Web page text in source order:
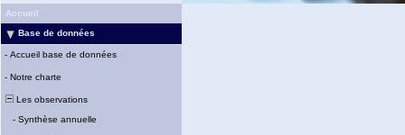
Accueil
Base de données
- Accueil base de données
- Notre charte
Les observations
- Synthèse annuelle